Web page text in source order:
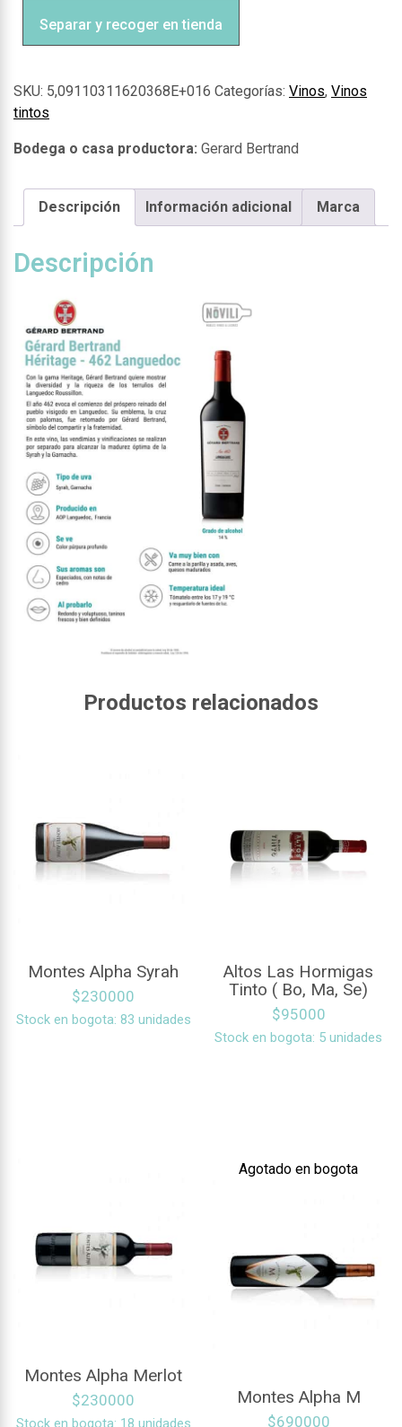
Separar y recoger en tienda
SKU: 5,09110311620368E+016 Categorías: Vinos, Vinos
tintos
Gerard Bertrand
Descripción Información adicional Marca
Descripción
Productos relacionados
Montes Alpha Syrah
$230000
Stock en bogota: 83 unidades
Altos Las Hormigas
Tinto ( Bo, Ma, Se)
$95000
Stock en bogota: 5 unidades
Montes Alpha Merlot
$230000
Stock en bogota: 18 unidades
Agotado en bogota
Montes Alpha M
$690000